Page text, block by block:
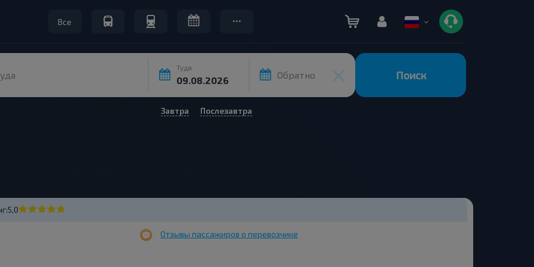
Все
Туда
Обратно Поиск
Завтра Послезавтра
5,0
Отзывы пассажиров о перевозчике